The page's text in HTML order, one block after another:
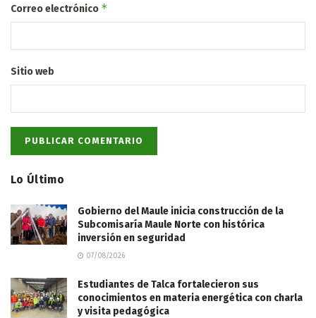
Correo electrónico *
Sitio web
Lo Último
Gobierno del Maule inicia construcción de la
Subcomisaría Maule Norte con histórica
inversión en seguridad
07/08/2026
Estudiantes de Talca fortalecieron sus
conocimientos en materia energética con charla
y visita pedagógica